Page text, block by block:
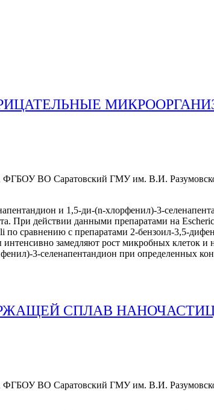
ВО Саратовский ГМУ им. В.И.
и 1,5-ди-(n-хлорфенил)-3-
При действии данными препаратами на
по сравнению с препаратами 2-бензоил-3,5-
замедляют рост микробных клеток и
3-селенапентандион при определенных
СПЛАВ НАНОЧАСТИЦ
ВО Саратовский ГМУ им. В.И.